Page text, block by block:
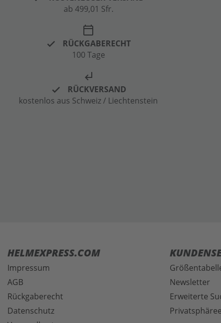
ab 499,01 Sfr.
calendar_today
RÜCKGABERECHT
100 Tage
subdirectory_arrow_left
RÜCKVERSAND
kostenlos aus Schweiz / Liechtenstein
HELMEXPRESS.COM
Impressum
AGB
Rückgaberecht
Datenschutz
Newsletter
Erweiterte